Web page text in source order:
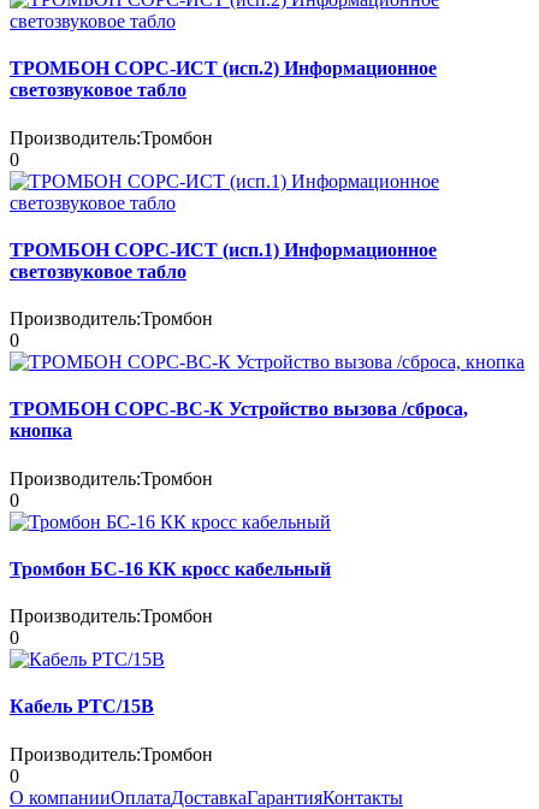
ТРОМБОН СОРС-ИСТ (исп.2) Информационное
светозвуковое табло
Производитель:Тромбон
0
ТРОМБОН СОРС-ИСТ (исп.1) Информационное
светозвуковое табло
Производитель:Тромбон
0
ТРОМБОН СОРС-ВС-К Устройство вызова /сброса,
кнопка
Производитель:Тромбон
0
Тромбон БС-16 КК кросс кабельный
Производитель:Тромбон
0
Кабель РТС/15В
Производитель:Тромбон
0
О компанииОплатаДоставкаГарантияКонтакты